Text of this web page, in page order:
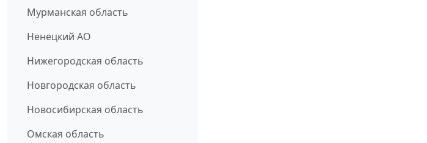
Мурманская область
Ненецкий АО
Нижегородская область
Новгородская область
Новосибирская область
Омская область